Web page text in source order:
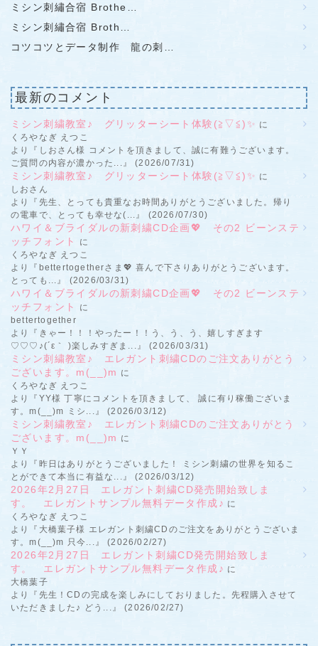
ミシン刺繡合宿 Brothe…
ミシン刺繡合宿 Broth…
コツコツとデータ制作 龍の刺…
最新のコメント
ミシン刺繍教室♪ グリッターシート体験(≧▽≦)✨ に
くろやなぎ えつこ
より『しおさん様 コメントを頂きまして、誠に有難うございます。
ご質問の内容が濃かった...』 (2026/07/31)
ミシン刺繍教室♪ グリッターシート体験(≧▽≦)✨ に
しおさん
より『先生、とっても貴重なお時間ありがとうございました。帰り
の電車で、とっても幸せな(...』 (2026/07/30)
ハワイ＆ブライダルの新刺繍CD企画💖 その2 ビーンステ
ッチフォント
に
くろやなぎ えつこ
より『bettertogetherさま💖 喜んで下さりありがとうございます。
とっても...』 (2026/03/31)
ハワイ＆ブライダルの新刺繍CD企画💖 その2 ビーンステ
ッチフォント
に
bettertogether
より『きゃー！！！やったー！！う、う、う、嬉しすぎます
♡♡♡♪(´ε｀ )楽しみすぎま...』 (2026/03/31)
ミシン刺繍教室♪ エレガント刺繍CDのご注文ありがとう
ございます。m(__)m に
くろやなぎ えつこ
より『YY様 丁寧にコメントを頂きまして、 誠に有り稼働ございま
す。m(__)m ミシ...』 (2026/03/12)
ミシン刺繍教室♪ エレガント刺繍CDのご注文ありがとう
ございます。m(__)m に
ＹＹ
より『昨日はありがとうございました！ ミシン刺繍の世界を知るこ
とができて本当に有益な...』 (2026/03/12)
2026年2月27日 エレガント刺繍CD発売開始致しま
す。 エレガントサンプル無料データ作成♪ に
くろやなぎ えつこ
より『大橋葉子様 エレガント刺繍CDのご注文をありがとうございま
す。m(__)m 只今...』 (2026/02/27)
2026年2月27日 エレガント刺繍CD発売開始致しま
す。 エレガントサンプル無料データ作成♪ に
大橋葉子
より『先生！CDの完成を楽しみにしておりました。先程購入させて
いただきました♪ どう...』 (2026/02/27)